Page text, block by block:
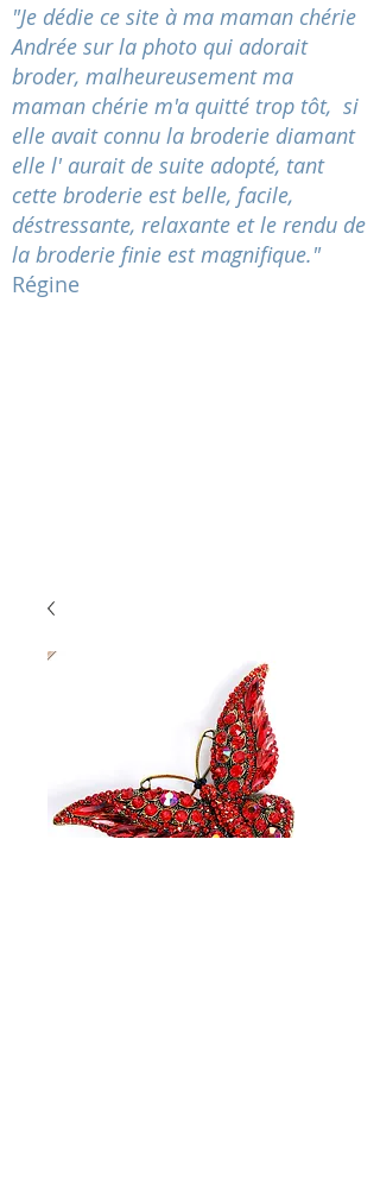
"Je dédie ce site à ma maman chérie
Andrée sur la photo qui adorait
broder, malheureusement ma
maman chérie m'a quitté trop tôt, si
elle avait connu la broderie diamant
elle l' aurait de suite adopté, tant
cette broderie est belle, facile,
déstressante, relaxante et le rendu de
la broderie finie est magnifique."
Régine